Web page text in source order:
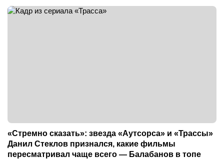
«Стремно сказать»: звезда «Аутсорса» и «Трассы»
Данил Стеклов признался, какие фильмы
пересматривал чаще всего — Балабанов в топе